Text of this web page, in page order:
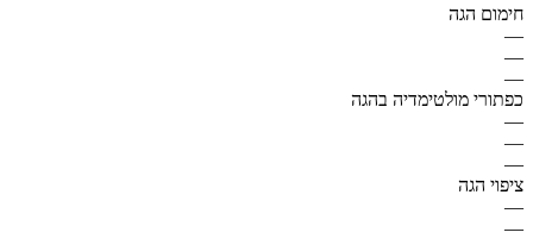
חימום הגה
—
—
—
כפתורי מולטימדיה בהגה
—
—
—
ציפוי הגה
—
—